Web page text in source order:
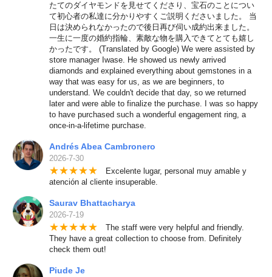
たてのダイヤモンドを見せてくださり、宝石のことについ
て初心者の私達に分かりやすくご説明くださいました。 当
日は決められなかったので後日再び伺い成約出来ました。
一生に一度の婚約指輪、素敵な物を購入できてとても嬉し
かったです。 (Translated by Google) We were assisted by
store manager Iwase. He showed us newly arrived
diamonds and explained everything about gemstones in a
way that was easy for us, as we are beginners, to
understand. We couldn't decide that day, so we returned
later and were able to finalize the purchase. I was so happy
to have purchased such a wonderful engagement ring, a
once-in-a-lifetime purchase.
Andrés Abea Cambronero
2026-7-30
★★★★★ Excelente lugar, personal muy amable y
atención al cliente insuperable.
Saurav Bhattacharya
2026-7-19
★★★★★ The staff were very helpful and friendly.
They have a great collection to choose from. Definitely
check them out!
Piude Je